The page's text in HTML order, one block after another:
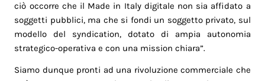
ciò occorre che il Made in Italy digitale non sia affidato a
soggetti pubblici, ma che si fondi un soggetto privato, sul
modello del syndication, dotato di ampia autonomia
strategico-operativa e con una mission chiara”.
Siamo dunque pronti ad una rivoluzione commerciale che